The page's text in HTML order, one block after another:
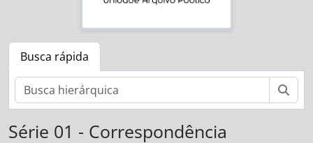
Busca rápida
Série 01 - Correspondência